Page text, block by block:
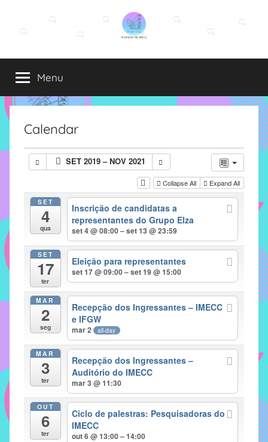
conteúdo
Grupo
Elza
Elza
é
formado
alunas,
funcionárias
IMECC
como
atribuição
implementar
mecanismos
proporcionem
fortalecimento
sociais
profissionais
Menu
Calendar
SET 2019 – NOV 2021
Collapse All Expand All
SET
4
qua
Inscrição de candidatas a
representantes do Grupo Elza
set 4 @ 08:00 – set 13 @ 23:59
SET
17
ter
Eleição para representantes
set 17 @ 09:00 – set 19 @ 15:00
MAR
2
seg
Recepção dos Ingressantes – IMECC
e IFGW
mar 2 all-day
MAR
3
ter
Recepção dos Ingressantes –
Auditório do IMECC
mar 3 @ 11:30
OUT
6
ter
Ciclo de palestras: Pesquisadoras do
IMECC
out 6 @ 13:00 – 14:00